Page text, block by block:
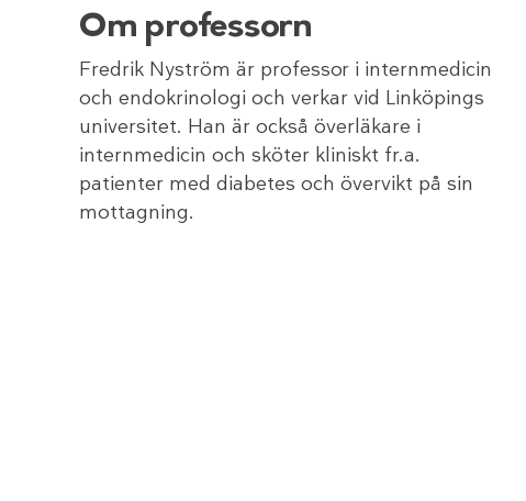
Om professorn
Fredrik Nyström är professor i internmedicin
och endokrinologi och verkar vid Linköpings
universitet. Han är också överläkare i
internmedicin och sköter kliniskt fr.a.
patienter med diabetes och övervikt på sin
mottagning.